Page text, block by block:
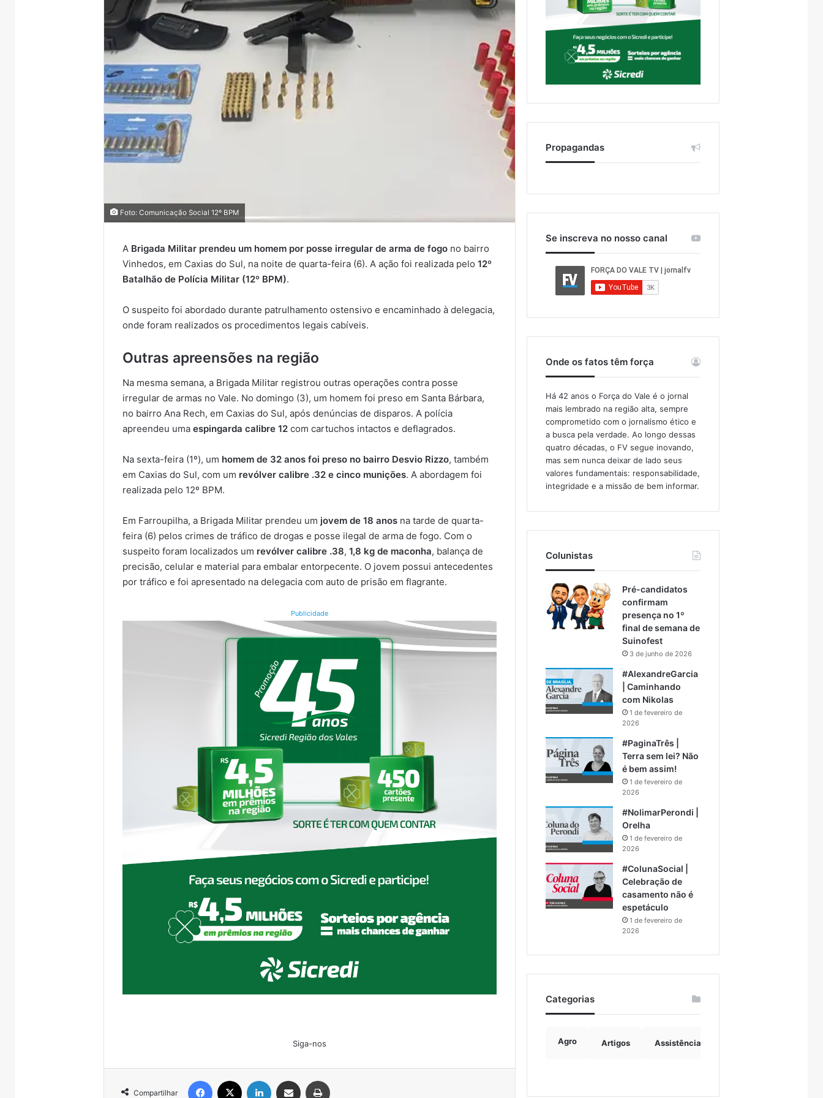
Foto: Comunicação Social 12º BPM
A Brigada Militar prendeu um homem por posse irregular de arma de fogo no bairro
Vinhedos, em Caxias do Sul, na noite de quarta-feira (6). A ação foi realizada pelo12º
Batalhão de Polícia Militar (12º BPM).
O suspeito foi abordado durante patrulhamento ostensivo e encaminhado à delegacia,
onde foram realizados os procedimentos legais cabíveis.
Outras apreensões na região
Na mesma semana, a Brigada Militar registrou outras operações contra posse
irregular de armas no Vale. No domingo (3), um homem foi preso em Santa Bárbara,
no bairro Ana Rech, em Caxias do Sul, após denúncias de disparos. A polícia
apreendeu umaespingarda calibre 12 com cartuchos intactos e deflagrados.
Na sexta-feira (1º), um homem de 32 anos foi preso no bairro Desvio Rizzo, também
em Caxias do Sul, com um revólver calibre .32 e cinco munições. A abordagem foi
realizada pelo 12º BPM.
Em Farroupilha, a Brigada Militar prendeu um jovem de 18 anos na tarde de quarta-
feira (6) pelos crimes de tráfico de drogas e posse ilegal de arma de fogo. Com o
suspeito foram localizados um revólver calibre .38,1,8 kg de maconha, balança de
precisão, celular e material para embalar entorpecente. O jovem possui antecedentes
por tráfico e foi apresentado na delegacia com auto de prisão em flagrante.
Publicidade
Siga-nos
Compartilhar
Facebook Linkedin Compartilhar via e-mail
Propagandas
Se inscreva no nosso canal
Onde os fatos têm força
Há 42 anos o Força do Vale é o jornal
mais lembrado na região alta, sempre
comprometido com o jornalismo ético e
a busca pela verdade. Ao longo dessas
quatro décadas, o FV segue inovando,
mas sem nunca deixar de lado seus
valores fundamentais: responsabilidade,
integridade e a missão de bem informar.​
Colunistas
Pré-candidatos
confirmam
presença no 1º
final de semana de
Suinofest
3 de junho de 2026
#AlexandreGarcia
| Caminhando
com Nikolas
1 de fevereiro de
2026
#PaginaTrês |
Terra sem lei? Não
é bem assim!
1 de fevereiro de
2026
#NolimarPerondi |
Orelha
1 de fevereiro de
2026
#ColunaSocial |
Celebração de
casamento não é
espetáculo
1 de fevereiro de
2026
Categorias
Agro Artigos Assistência Social